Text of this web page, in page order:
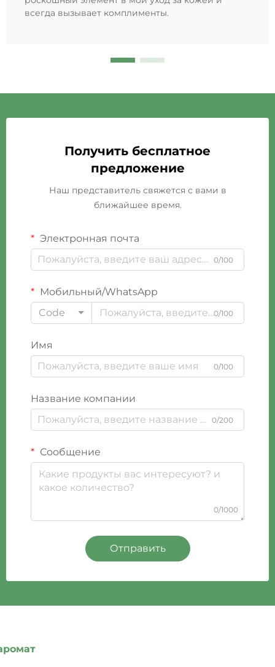
всегда вызывает комплименты.
Получить бесплатное
предложение
Наш представитель свяжется с вами в
ближайшее время.
Электронная почта
0/100
Мобильный/WhatsApp
Code
0/100
Имя
0/100
Название компании
0/200
Сообщение
0/1000
Отправить